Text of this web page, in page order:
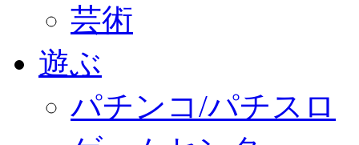
芸術
遊ぶ
パチンコ/パチスロ